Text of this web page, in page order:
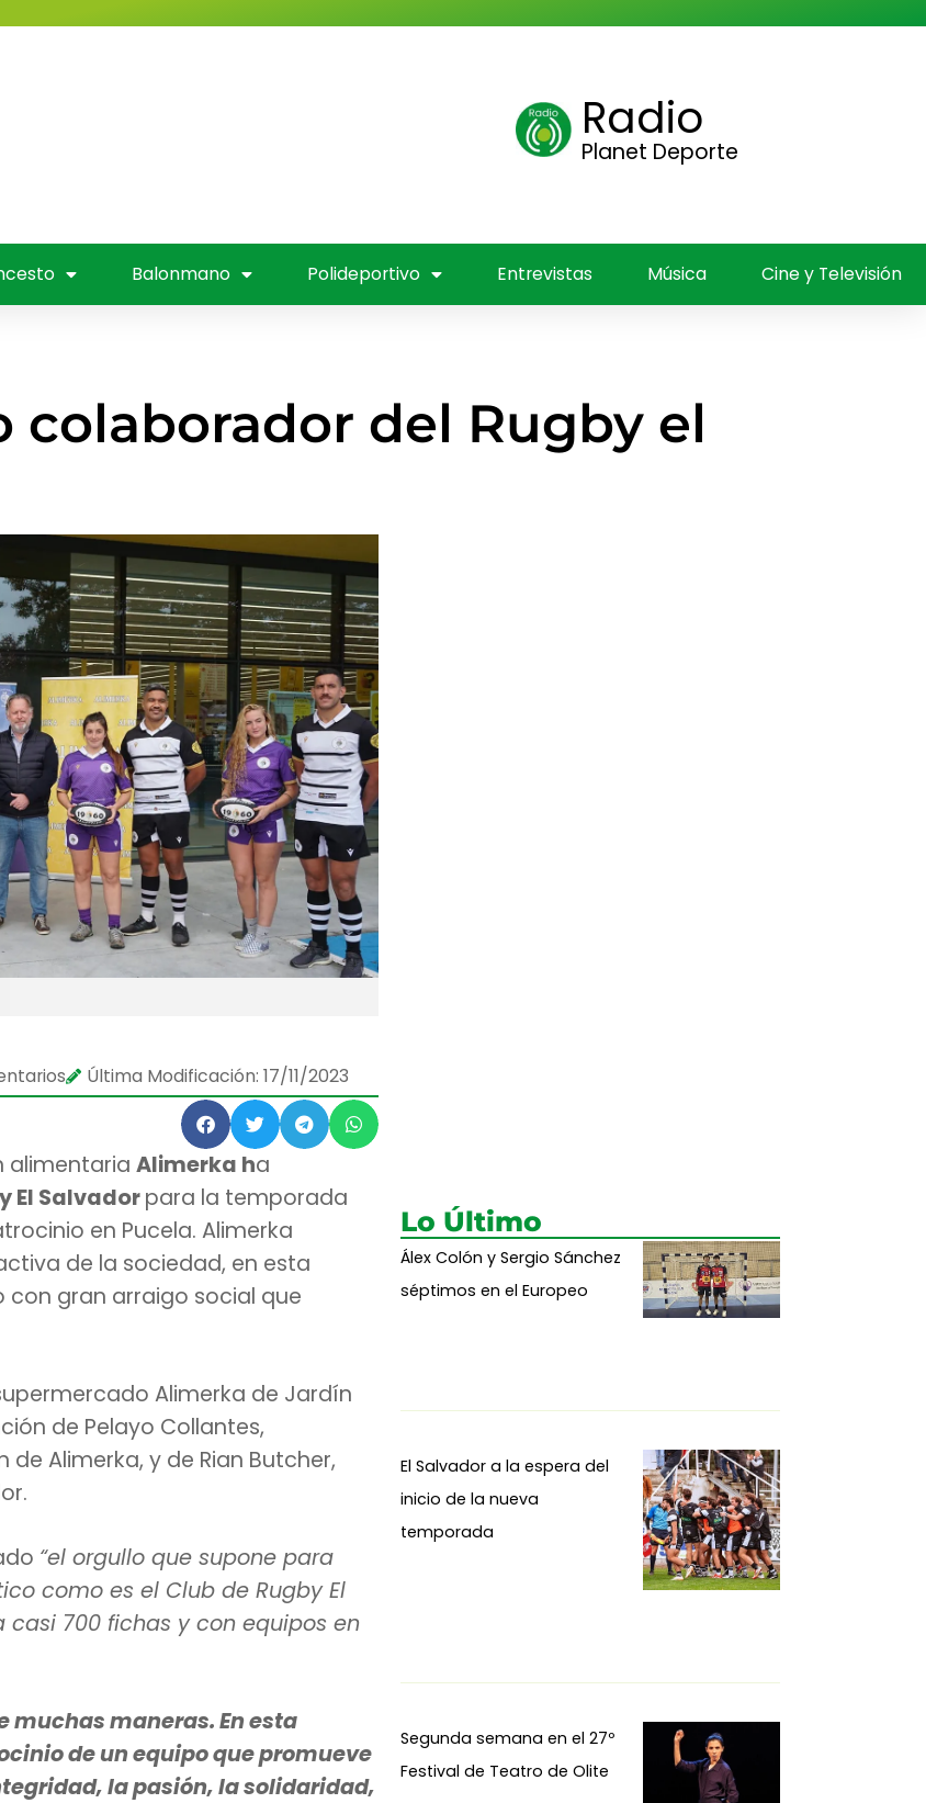
Radio
Planet Deporte
Balonmano Polideportivo Entrevistas Música Cine y Televisión
colaborador del Rugby el
Última Modificación: 17/11/2023
alimentaria Alimerka ha
El Salvadorpara la temporada
en Pucela. Alimerka
de la sociedad, en esta
con gran arraigo social que
Alimerka de Jardín
de Pelayo Collantes,
Alimerka, y de Rian Butcher,
“el orgullo que supone para
como es el Club de Rugby El
700 fichas y con equipos en
muchas maneras. En esta
de un equipo que promueve
la pasión, la solidaridad,
Lo Último
Álex Colón y Sergio Sánchez
séptimos en el Europeo
El Salvador a la espera del
inicio de la nueva
temporada
Segunda semana en el 27º
Festival de Teatro de Olite